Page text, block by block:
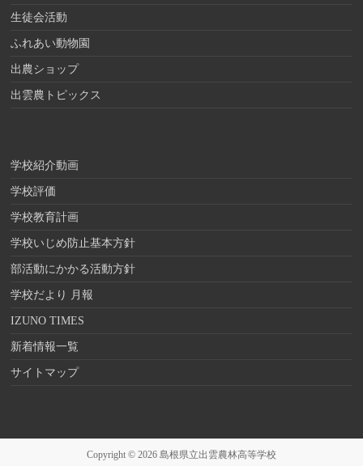
生徒会活動
ふれあい動物園
出農ショップ
出雲農トピックス
学校紹介動画
学校評価
学校教育計画
学校いじめ防止基本方針
部活動にかかる活動方針
学校だより 月報
IZUNO TIMES
新着情報一覧
サイトマップ
Copyright © 2026 島根県立出雲農林高等学校